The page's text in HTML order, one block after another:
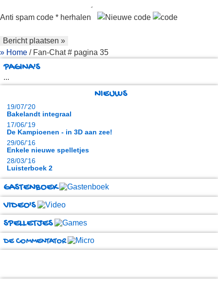
Anti spam code * herhalen
» Home / Fan-Chat # pagina 35
PAGINA'S
...
NIEUWS
19/07/'20
Bakelandt integraal
17/06/'19
De Kampioenen - in 3D aan zee!
29/06/'16
Enkele nieuwe spelletjes
28/03/'16
Luisterboek 2
GASTENBOEK
VIDEO'S
SPELLETJES
DE COMMENTATOR